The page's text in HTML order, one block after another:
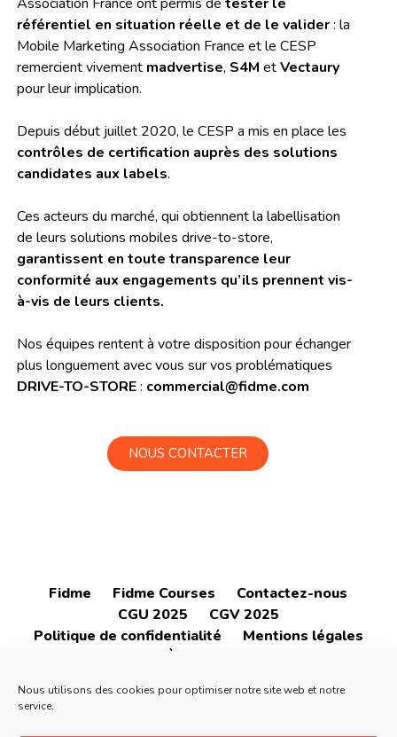
Nous utilisons des cookies pour optimiser notre site web et notre
service.
référentiel en situation réelle et de le valider: la
Mobile Marketing Association France et le CESP
remercient vivement madvertise, S4M etVectaury
pour leur implication.
Depuis début juillet 2020, le CESP a mis en place les
contrôles de certification auprès des solutions
candidates aux labels.
Ces acteurs du marché, qui obtiennent la labellisation
de leurs solutions mobiles drive-to-store,
garantissent en toute transparence leur
conformité aux engagements qu’ils prennent vis-
à-vis de leurs clients.
Nos équipes rentent à votre disposition pour échanger
plus longuement avec vous sur vos problématiques
DRIVE-TO-STORE: commercial@fidme.com
NOUS CONTACTER
Fidme Fidme Courses
Contactez-nous
CGU 2025
CGV 2025
Politique de confidentialité
Mentions légales
À propos